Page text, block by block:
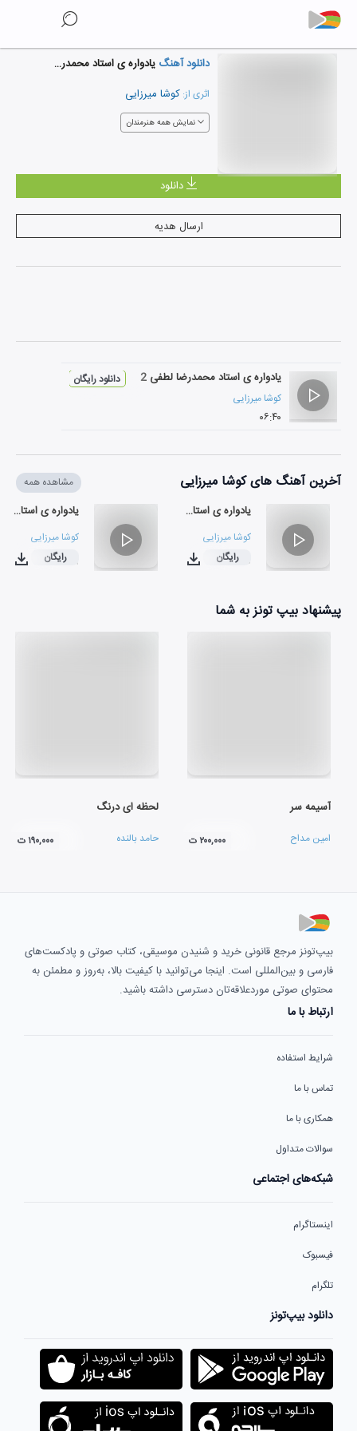
دانلود آهنگ یادواره ی استاد محمدرضا لطفی 2
اثری از: کوشا میرزایی
نمایش همه هنرمندان
دانلود
ارسال هدیه
یادواره ی استاد محمدرضا لطفی 2
کوشا میرزایی
۰۶:۴۰
دانلود رایگان
آخرین آهنگ های کوشا میرزایی مشاهده همه
یادواره ی استاد محمدرضا لطفی 2
کوشا میرزایی
۰۶:۴۰رایگان
یادواره ی استاد محمدرضا لطفی 1
کوشا میرزایی
۰۴:۵۹رایگان
پیشنهاد بیپ تونز به شما
آسیمه سر
امین مداح ۲۰۰,۰۰۰ ت
لحظه ای درنگ
حامد بالنده ۱۹۰,۰۰۰ ت
بیپ‌تونز مرجع قانونی خرید و شنیدن موسیقی، کتاب صوتی و پادکست‌های
فارسی و بین‌المللی است. اینجا می‌توانید با کیفیت بالا، به‌روز و مطمئن به
محتوای صوتی موردعلاقه‌تان دسترسی داشته باشید.
ارتباط با ما
شرایط استفاده
تماس با ما
همکاری با ما
سوالات متداول
شبکه‌های اجتماعی
اینستاگرام
فیسبوک
تلگرام
دانلود بیپ‌تونز